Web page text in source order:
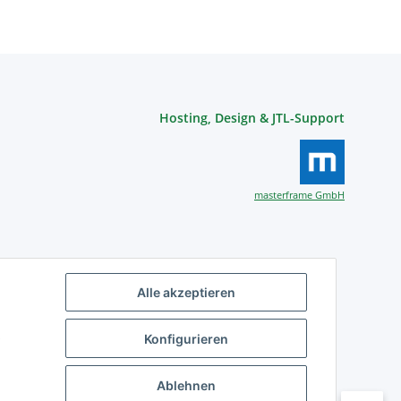
Alle akzeptieren
Konfigurieren
Ablehnen
Hosting, Design & JTL-Support
masterframe GmbH